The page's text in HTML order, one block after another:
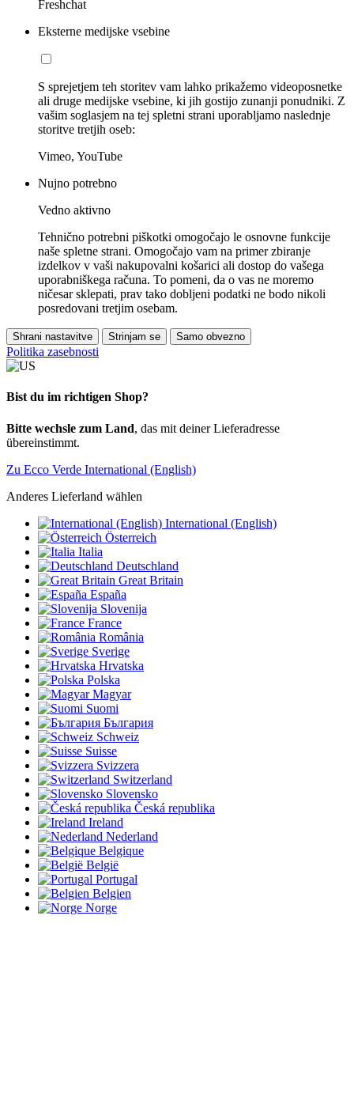
Freshchat
Eksterne medijske vsebine
S sprejetjem teh storitev vam lahko prikažemo videoposnetke
ali druge medijske vsebine, ki jih gostijo zunanji ponudniki. Z
vašim soglasjem na tej spletni strani uporabljamo naslednje
storitve tretjih oseb:
Vimeo, YouTube
Nujno potrebno
Vedno aktivno
Tehnično potrebni piškotki omogočajo le osnovne funkcije
naše spletne strani. Omogočajo vam na primer zbiranje
izdelkov v vaši nakupovalni košarici ali dostop do vašega
uporabniškega računa. To pomeni, da o vas ne moremo
ničesar sklepati, prav tako dobljeni podatki ne bodo nikoli
posredovani tretjim osebam.
Shrani nastavitve Strinjam se Samo obvezno
Politika zasebnosti
Bist du im richtigen Shop?
Bitte wechsle zum Land, das mit deiner Lieferadresse
übereinstimmt.
Zu Ecco Verde International (English)
Anderes Lieferland wählen
International (English)
Österreich
Italia
Deutschland
Great Britain
España
Slovenija
France
România
Sverige
Hrvatska
Polska
Magyar
Suomi
България
Schweiz
Suisse
Svizzera
Switzerland
Slovensko
Česká republika
Ireland
Nederland
Belgique
België
Portugal
Belgien
Norge